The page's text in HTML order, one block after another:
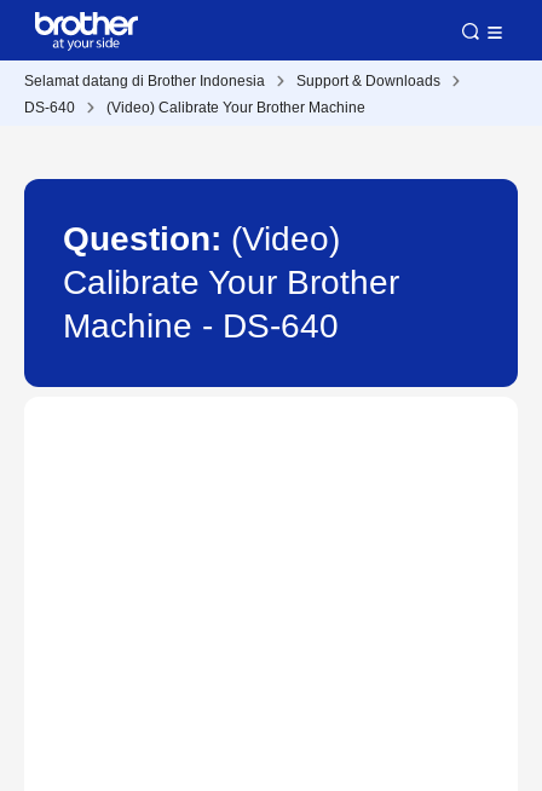
Selamat datang di Brother Indonesia
Support & Downloads
DS-640
(Video) Calibrate Your Brother Machine
Question: (Video)
Calibrate Your Brother
Machine - DS-640